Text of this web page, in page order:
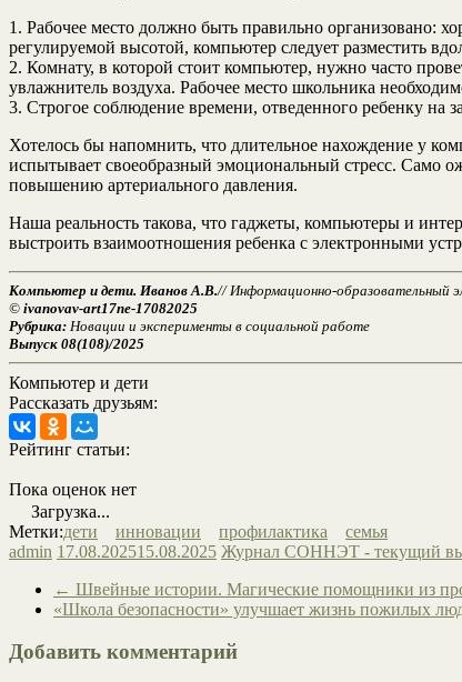
1. Рабочее место должно быть правильно организовано:
регулируемой высотой, компьютер следует разместить
2. Комнату, в которой стоит компьютер, нужно часто
увлажнитель воздуха. Рабочее место школьника
3. Строгое соблюдение времени, отведенного ребенку на
Хотелось бы напомнить, что длительное нахождение у
испытывает своеобразный эмоциональный стресс. Само
повышению артериального давления.
Наша реальность такова, что гаджеты, компьютеры и
выстроить взаимоотношения ребенка с электронными
Компьютер и дети. Иванов А.В.// Информационно-образовательный
© ivanovav-art17ne-17082025
Рубрика: Новации и эксперименты в социальной работе
Выпуск 08(108)/2025
Компьютер и дети
Рассказать друзьям:
Рейтинг статьи:
Пока оценок нет
Загрузка...
Метки:дети инновации профилактика
семья
admin 17.08.202515.08.2025 Журнал СОННЭТ - текущий
← Швейные истории. Магические помощники из
«Школа безопасности» улучшает жизнь пожилых
Добавить комментарий